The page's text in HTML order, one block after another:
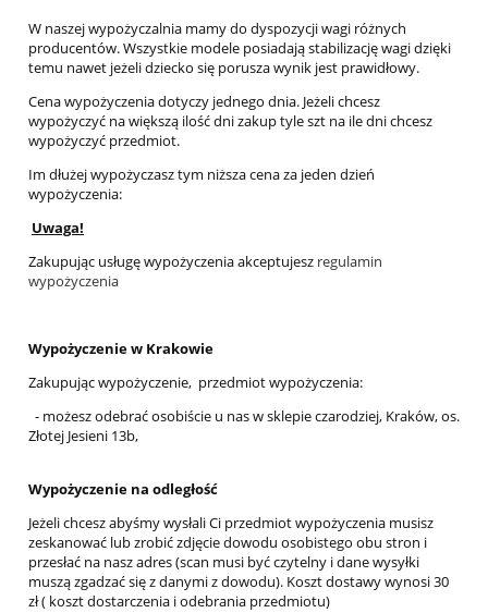
W naszej wypożyczalnia mamy do dyspozycji wagi różnych
producentów. Wszystkie modele posiadają stabilizację wagi dzięki
temu nawet jeżeli dziecko się porusza wynik jest prawidłowy.
Cena wypożyczenia dotyczy jednego dnia. Jeżeli chcesz
wypożyczyć na większą ilość dni zakup tyle szt na ile dni chcesz
wypożyczyć przedmiot.
Im dłużej wypożyczasz tym niższa cena za jeden dzień
wypożyczenia:
Uwaga!
Zakupując usługę wypożyczenia akceptujesz regulamin
wypożyczenia
Wypożyczenie w Krakowie
Zakupując wypożyczenie, przedmiot wypożyczenia:
- możesz odebrać osobiście u nas w sklepie czarodziej, Kraków, os.
Złotej Jesieni 13b,
Wypożyczenie na odległość
Jeżeli chcesz abyśmy wysłali Ci przedmiot wypożyczenia musisz
zeskanować lub zrobić zdjęcie dowodu osobistego obu stron i
przesłać na nasz adres (scan musi być czytelny i dane wysyłki
muszą zgadzać się z danymi z dowodu). Koszt dostawy wynosi 30
zł ( koszt dostarczenia i odebrania przedmiotu)